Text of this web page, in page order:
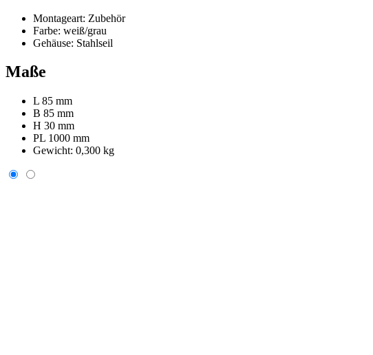
Montageart: Zubehör
Farbe: weiß/grau
Gehäuse: Stahlseil
Maße
L 85 mm
B 85 mm
H 30 mm
PL 1000 mm
Gewicht: 0,300 kg